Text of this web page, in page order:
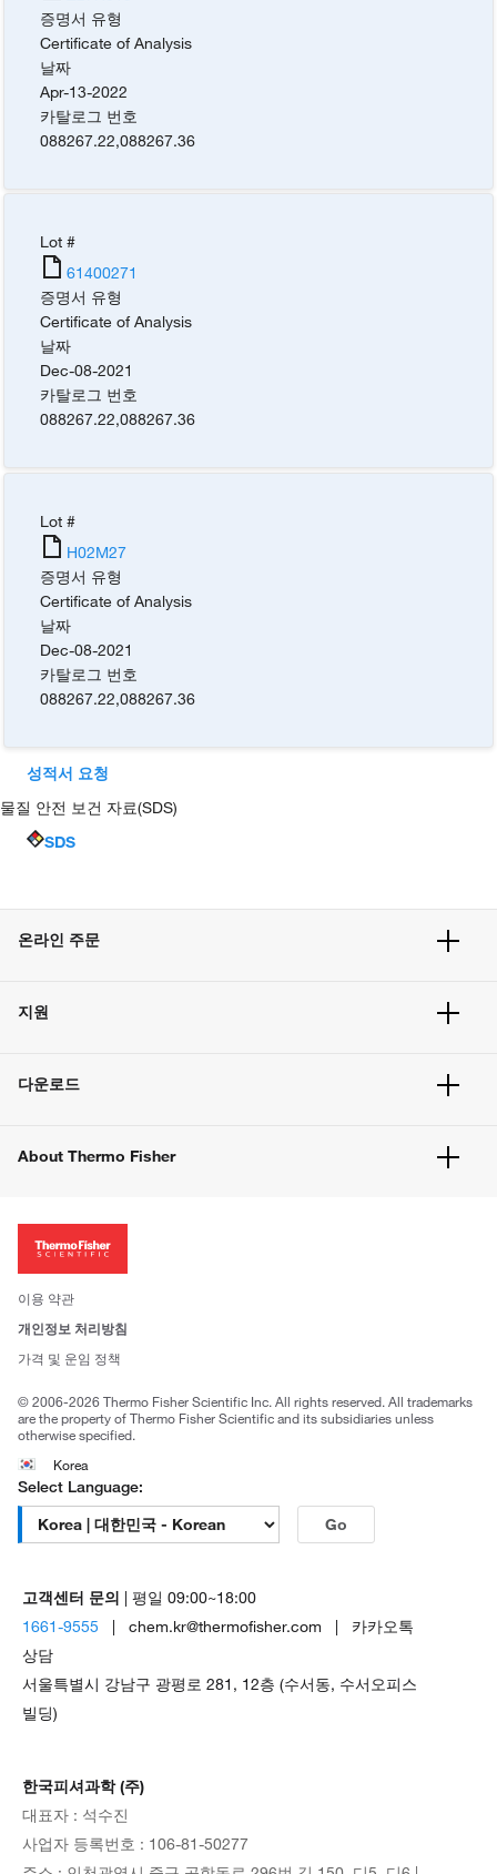
증명서 유형
Certificate of Analysis
날짜
Apr-13-2022
카탈로그 번호
088267.22,088267.36
Lot #
61400271
증명서 유형
Certificate of Analysis
날짜
Dec-08-2021
카탈로그 번호
088267.22,088267.36
Lot #
H02M27
증명서 유형
Certificate of Analysis
날짜
Dec-08-2021
카탈로그 번호
088267.22,088267.36
성적서 요청
물질 안전 보건 자료(SDS)
SDS
온라인 주문
주문 방법
벌크 주문
지원
고객 센터
웹사이트 개선사항
다운로드
About Thermo Fisher
투자자
사회적 책임
브랜드
이용 약관
개인정보 처리방침
가격 및 운임 정책
© 2006-2026 Thermo Fisher Scientific Inc. All rights reserved. All trademarks
are the property of Thermo Fisher Scientific and its subsidiaries unless
otherwise specified.
Korea
Select Language:
Go
고객센터 문의 | 평일 09:00~18:00
1661-9555 | chem.kr@thermofisher.com | 카카오톡
상담
서울특별시 강남구 광평로 281, 12층 (수서동, 수서오피스
빌딩)
한국피셔과학 (주)
대표자 : 석수진
사업자 등록번호 : 106-81-50277